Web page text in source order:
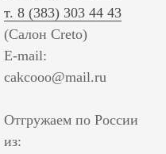
т. 8 (383) 303 44 43
(Салон Creto)
E-mail:
cakcooo@mail.ru
Отгружаем по России
из: